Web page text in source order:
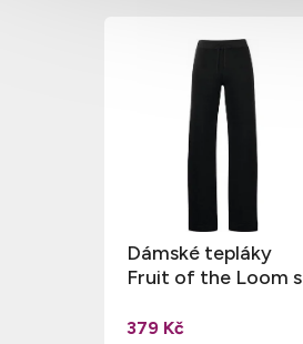
Dámské tepláky
Fruit of the Loom s
379 Kč